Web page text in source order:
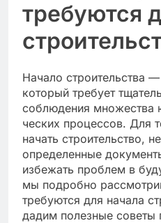
требуются
Начало строительства
который требует
соблюдения множества
ческих процессов. Для
начать строительство,
определенные
избежать проблем в
мы подробно
требуются для начала
дадим полезные советы